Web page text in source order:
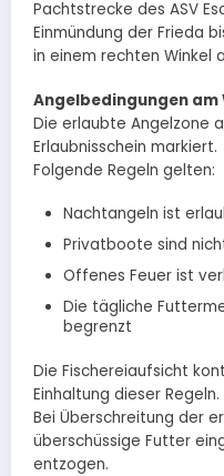
Pachtstrecke des ASV
Einmündung der Frieda
in einem rechten Winkel
Angelbedingungen
Die erlaubte Angelzone
Erlaubnisschein markiert.
Folgende Regeln gelten:
Nachtangeln ist
Privatboote sind
Offenes Feuer ist
Die tägliche
begrenzt
Die Fischereiaufsicht
Einhaltung dieser Regeln.
Bei Überschreitung der
überschüssige Futter
entzogen.